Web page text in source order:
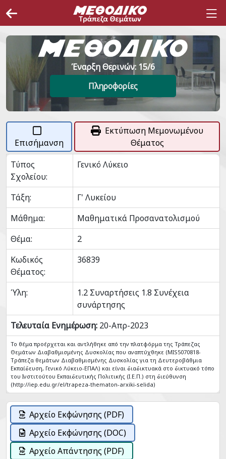
Έναρξη Θερινών: 15/6
Πληροφορίες
Επισήμανση
Εκτύπωση Μεμονωμένου
Θέματος
Τύπος
Σχολείου:
Γενικό Λύκειο
Τάξη:
Γ' Λυκείου
Μάθημα:
Μαθηματικά Προσανατολισμού
Θέμα:
2
Κωδικός
Θέματος:
36839
Ύλη:
1.2 Συναρτήσεις 1.8 Συνέχεια
συνάρτησης
Τελευταία Ενημέρωση: 20-Απρ-2023
Το θέμα προέρχεται και αντλήθηκε από την πλατφόρμα της Τράπεζας
Θεμάτων Διαβαθμισμένης Δυσκολίας που αναπτύχθηκε (MIS5070818-
Tράπεζα θεμάτων Διαβαθμισμένης Δυσκολίας για τη Δευτεροβάθμια
Εκπαίδευση, Γενικό Λύκειο-ΕΠΑΛ) και είναι διαδικτυακά στο δικτυακό τόπο
του Ινστιτούτου Εκπαιδευτικής Πολιτικής (Ι.Ε.Π.) στη διεύθυνση
(http://iep.edu.gr/el/trapeza-thematon-arxiki-selida)
Αρχείο Εκφώνησης (PDF)
Αρχείο Εκφώνησης (DOC)
Αρχείο Απάντησης (PDF)